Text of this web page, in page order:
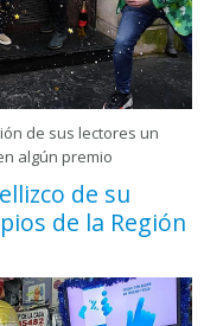
de sus lectores un
algún premio
de su
de la Región